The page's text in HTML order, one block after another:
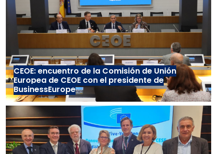
CEOE: encuentro de la Comisión de Unión
Europea de CEOE con el presidente de
BusinessEurope